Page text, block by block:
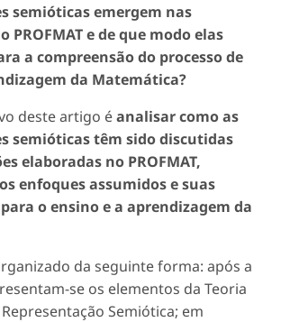
semióticas emergem nas
PROFMAT e de que modo elas
a compreensão do processo de
da Matemática?
deste artigo éanalisar como as
semióticas têm sido discutidas
elaboradas no PROFMAT,
enfoques assumidos e suas
o ensino e a aprendizagem da
da seguinte forma: após a
se os elementos da Teoria
Semiótica; em